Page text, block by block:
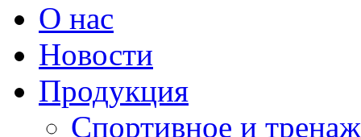
О нас
Новости
Продукция
Спортивное и